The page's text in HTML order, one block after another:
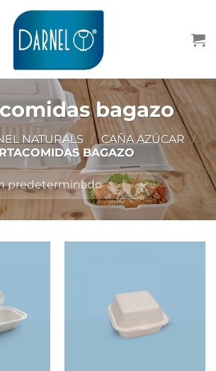
bagazo
NATURALS / CAÑA AZÚCAR /
BAGAZO